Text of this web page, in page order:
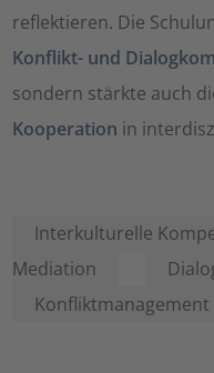
reflektieren. Die
Konflikt- und
sondern stärkte auch
Kooperation in
Interkulturelle
Mediation
Konfliktmanagement